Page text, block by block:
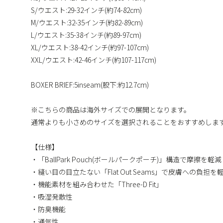
S/ウエスト:29-32インチ(約74-82cm)
M/ウエスト:32-35インチ(約82-89cm)
L/ウエスト:35-38インチ(約89-97cm)
XL/ウエスト:38-42インチ(約97-107cm)
XXL/ウエスト:42-46インチ(約107-117cm)
BOXER BRIEF:5inseam(股下:約12.7cm)
※こちらの商品は海外サイズでの展開となります。
通常よりも小さめのサイズを選択されることをおすすめします
【仕様】
・「BallPark Pouch(ボールパークポーチ)」構造で摩擦を軽減
・縫い目の目立たない「Flat Out Seams」で皮膚への負担を
・機能素材を組み合わせた「Three-D Fit」
・吸湿発散性
・防臭機能